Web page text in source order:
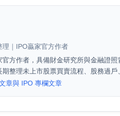
｜IPO贏家官方作者
官方作者，具備財金研究所與金融證
整理未上市股票買賣流程、股務過
章與 IPO 專欄文章